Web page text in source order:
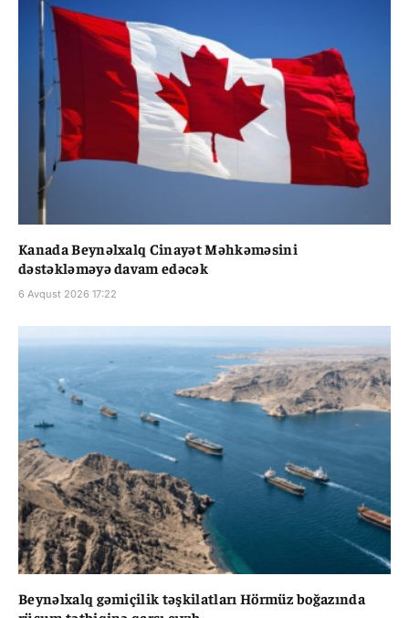
Kanada Beynəlxalq Cinayət Məhkəməsini
dəstəkləməyə davam edəcək
6 Avqust 2026 17:22
Beynəlxalq gəmiçilik təşkilatları Hörmüz boğazında